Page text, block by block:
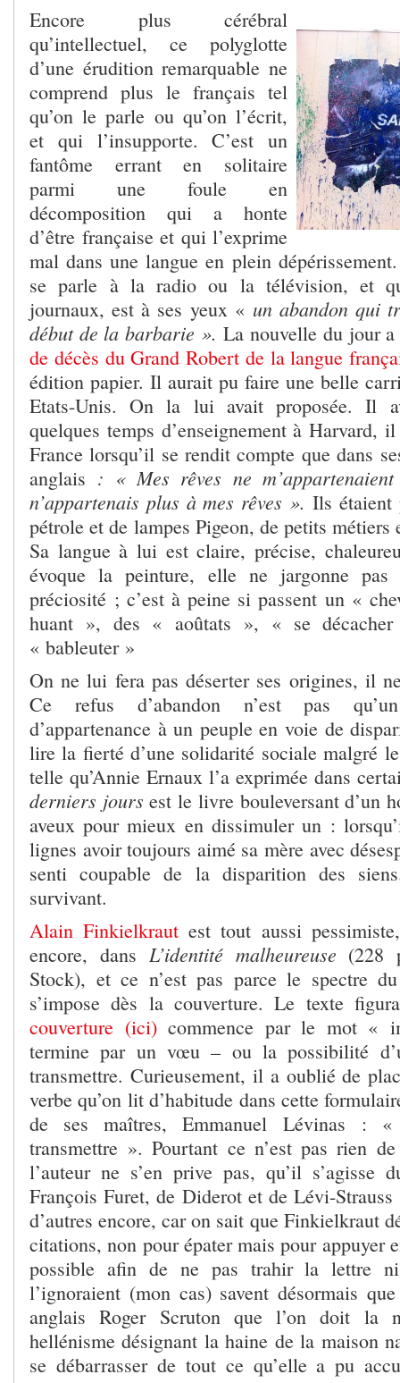
Encore plus cérébral
qu’intellectuel, ce polyglotte
d’une érudition remarquable ne
comprend plus le français tel
qu’on le parle ou qu’on l’écrit,
et qui l’insupporte. C’est un
fantôme errant en solitaire
parmi une foule en
décomposition qui a honte
d’être française et qui l’exprime
mal dans une langue en plein
se parle à la radio ou la télévision, et
journaux, est à ses yeux «un abandon qui
début de la barbarie ». La nouvelle du jour a
de décès du Grand Robert de la langue
édition papier. Il aurait pu faire une belle
Etats-Unis. On la lui avait proposée. Il
quelques temps d’enseignement à Harvard,
France lorsqu’il se rendit compte que dans
anglais : « Mes rêves ne
n’appartenais plus à mes rêves ». Ils étaient
pétrole et de lampes Pigeon, de petits
Sa langue à lui est claire, précise,
évoque la peinture, elle ne jargonne
préciosité ; c’est à peine si passent un «
huant », des « aoûtats », « se
« bableuter »
On ne lui fera pas déserter ses origines, il
Ce refus d’abandon n’est pas
d’appartenance à un peuple en voie de
lire la fierté d’une solidarité sociale malgré
telle qu’Annie Ernaux l’a exprimée dans
derniers jours est le livre bouleversant d’un
aveux pour mieux en dissimuler un :
lignes avoir toujours aimé sa mère avec
senti coupable de la disparition des
survivant.
Alain Finkielkraut est tout aussi
encore, dans L’identité malheureuse (228
Stock), et ce n’est pas parce le spectre
s’impose dès la couverture. Le texte
couverture (ici)commence par le mot «
termine par un vœu – ou la possibilité
transmettre. Curieusement, il a oublié de
verbe qu’on lit d’habitude dans cette
de ses maîtres, Emmanuel Lévinas : «
transmettre ». Pourtant ce n’est pas rien
l’auteur ne s’en prive pas, qu’il s’agisse
François Furet, de Diderot et de Lévi-Strauss
d’autres encore, car on sait que Finkielkraut
citations, non pour épater mais pour appuyer
possible afin de ne pas trahir la lettre
l’ignoraient (mon cas) savent désormais
anglais Roger Scruton que l’on doit la
hellénisme désignant la haine de la maison
se débarrasser de tout ce qu’elle a pu